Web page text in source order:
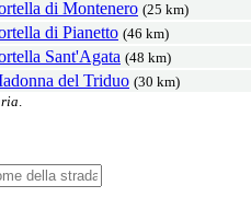
di Montenero (25 km)
di Pianetto (46 km)
Sant'Agata (48 km)
del Triduo (30 km)
.